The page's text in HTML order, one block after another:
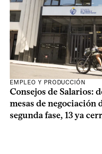
EMPLEO Y PRODUCCIÓN
Consejos de Salarios:
mesas de negociación
segunda fase, 13 ya